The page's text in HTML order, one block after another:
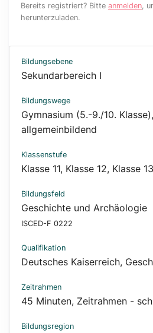
Bereits registriert? Bitte anmelden ,
herunterzuladen.
Bildungsebene
Sekundarbereich I
Bildungswege
Gymnasium (5.-9./10. Klasse),
allgemeinbildend
Klassenstufe
Klasse 11, Klasse 12, Klasse 13
Bildungsfeld
Geschichte und Archäologie
ISCED-F 0222
Qualifikation
Deutsches Kaiserreich,
Zeitrahmen
45 Minuten, Zeitrahmen -
Bildungsregion